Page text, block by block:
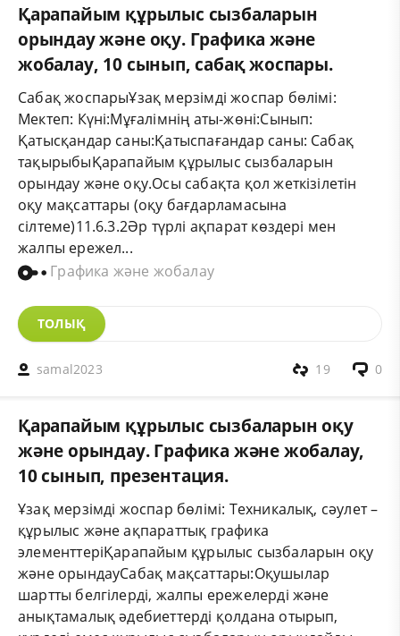
Қарапайым құрылыс сызбаларын
орындау және оқу. Графика және
жобалау, 10 сынып, сабақ жоспары.
Сабақ жоспарыҰзақ мерзімді жоспар бөлімі:
Мектеп: Күні:Мұғалімнің аты-жөні:Сынып:
Қатысқандар саны:Қатыспағандар саны: Сабақ
тақырыбыҚарапайым құрылыс сызбаларын
орындау және оқу.Осы сабақта қол жеткізілетін
оқу мақсаттары (оқу бағдарламасына
сілтеме)11.6.3.2Әр түрлі ақпарат көздері мен
жалпы ережел...
Графика және жобалау
ТОЛЫҚ
samal2023 0
19
Қарапайым құрылыс сызбаларын оқу
және орындау. Графика және жобалау,
10 сынып, презентация.
Ұзақ мерзімді жоспар бөлімі: Техникалық, сәулет –
құрылыс және ақпараттық графика
элементтеріҚарапайым құрылыс сызбаларын оқу
және орындауСабақ мақсаттары:Оқушылар
шартты белгілерді, жалпы ережелерді және
анықтамалық әдебиеттерді қолдана отырып,